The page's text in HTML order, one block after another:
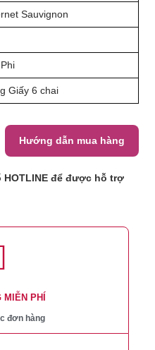
Sauvignon
Giấy 6 chai
Hướng dẫn mua hàng
để được hỗ trợ
PHÍ
đơn hàng